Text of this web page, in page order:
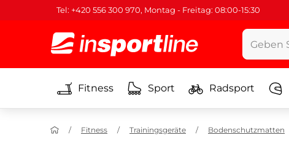
Tel: +420 556 300 970, Montag - Freitag: 08:00-15:30
Fitness Sport Radsport
Fitness Trainingsgeräte Bodenschutzmatten